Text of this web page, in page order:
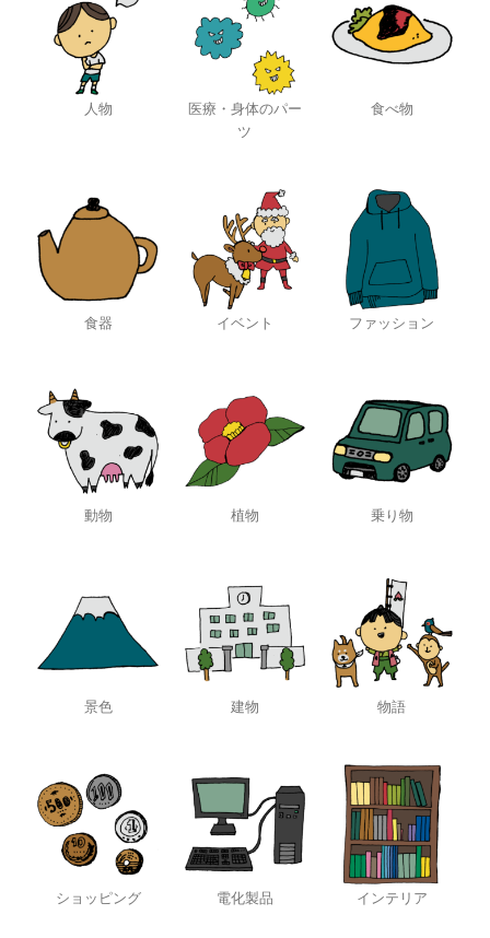
人物
医療・身体のパー
ツ
食べ物
食器 イベント ファッション
動物 植物 乗り物
景色 建物 物語
ショッピング 電化製品 インテリア